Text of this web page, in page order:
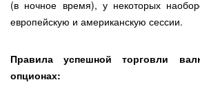
(в ночное время), у некоторых
европейскую и американскую сессии.
Правила успешной торговли
опционах: